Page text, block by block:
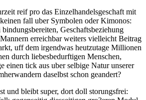
reif pro das Einzelhandelsgeschaft mit
fall uber Symbolen oder Kimonos:
Geschaftsbeziehung
erreichbar weiters vielleicht Beitrag
uff dem irgendwas heutzutage Millionen
durch liebesbedurftigen Menschen,
einen tick aus uber selbige Natur unserer
daselbst schon geandert?
und bleibt super, dort doll storungsfrei: